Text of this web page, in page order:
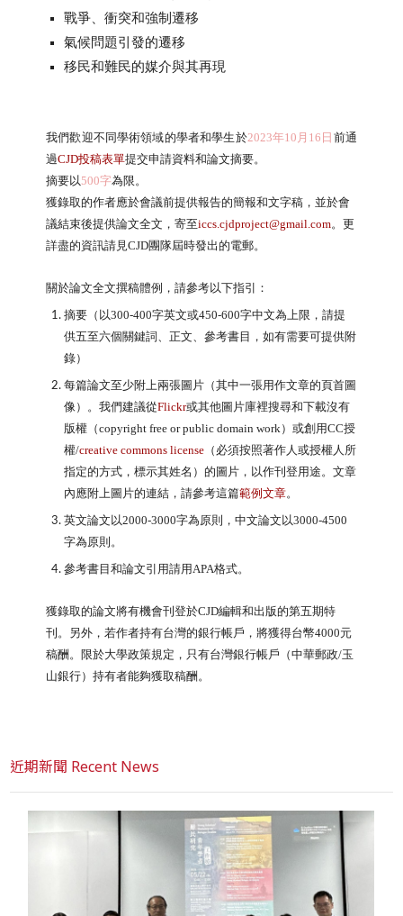
戰爭、衝突和強制遷移
氣候問題引發的遷移
移民和難民的媒介與其再現
我們歡迎不同學術領域的學者和學生於2023年10月16日 前通
過CJD投稿表單提交申請資料和論文摘要。
摘要以500字為限。
獲錄取的作者應於會議前提供報告的簡報和文字稿，並於會
議結束後提供論文全文，寄至iccs.cjdproject@gmail.com。更
詳盡的資訊請見CJD團隊屆時發出的電郵。
關於論文全文撰稿體例，請參考以下指引：
摘要（以300-400字英文或450-600字中文為上限，請提
供五至六個關鍵詞、正文、參考書目，如有需要可提供附
錄）
每篇論文至少附上兩張圖片（其中一張用作文章的頁首圖
像）。我們建議從Flickr或其他圖片庫裡搜尋和下載沒有
版權 （copyright free or public domain work）或創用CC授
權/creative commons license （必須按照著作人或授權人所
指定的方式，標示其姓名）的圖片，以作刊登用途。文章
內應附上圖片的連結，請參考這篇範例文章。
英文論文以2000-3000字為原則，中文論文以3000-4500
字為原則。
參考書目和論文引用請用APA格式。
獲錄取的論文將有機會刊登於CJD編輯和出版的第五期特
刊。
另外，若作者持有台灣的銀行帳戶，將獲得台幣4000元
稿酬。 限於大學政策規定，只有台灣銀行帳戶（中華郵政/玉
山銀行）持有者能夠獲取稿酬。
近期新聞 Recent News